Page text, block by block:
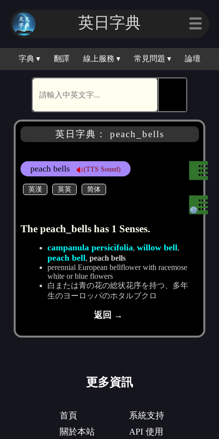
英日字典 ☰
字典 ▾ 翻譯 線上服務 ▾ 常見問題 ▾ 論壇
英日字典： peach_bells
peach bells (TTS Sound)
英漢 英英 简体
The peach_bells has 1 Senses.
campanula persicifolia,willow bell,
peach bell,peach bells
perennial European bellflower with racemose
white or blue flowers
白または青の花の総状花序を持つ、多年
生のヨーロッパのホタルブクロ
返回 →
更多資訊
首頁
關於本站
系統支持
API 使用